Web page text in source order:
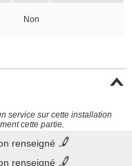
Non
service sur cette installation
cette partie.
renseigné
renseigné